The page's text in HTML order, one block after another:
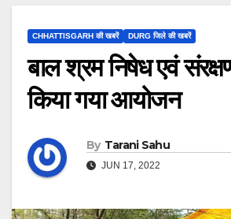
CHHATTISGARH की खबरें DURG जिले की खबरें
बाल श्रम निषेध एवं
किया गया आयोजन
By Tarani Sahu
JUN 17, 2022